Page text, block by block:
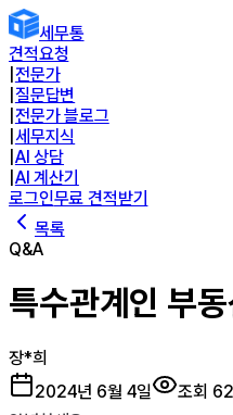
세무통
견적요청
전문가
질문답변
전문가 블로그
세무지식
AI 상담
AI 계산기
로그인무료 견적받기
목록
Q&A
특수관계인 부
장*희
2024년 6월 4일
조회 62